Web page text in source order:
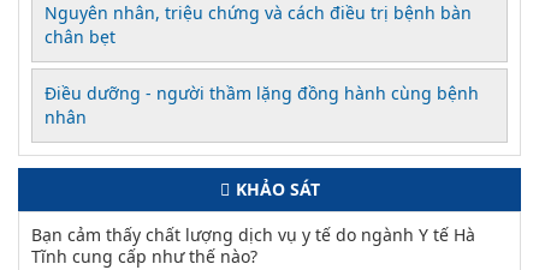
Nguyên nhân, triệu chứng và cách điều trị bệnh bàn
chân bẹt
Điều dưỡng - người thầm lặng đồng hành cùng bệnh
nhân
KHẢO SÁT
Bạn cảm thấy chất lượng dịch vụ y tế do ngành Y tế Hà
Tĩnh cung cấp như thế nào?